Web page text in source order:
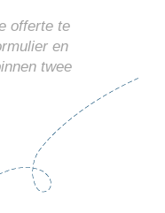
offerte te
en
twee